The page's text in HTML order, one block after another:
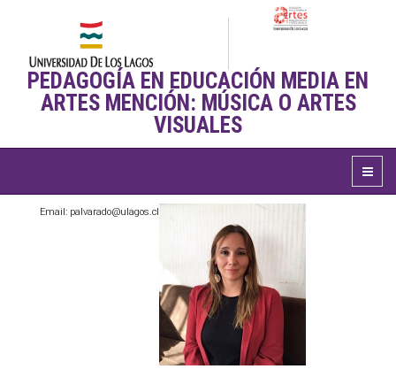
PEDAGOGÍA EN EDUCACIÓN MEDIA EN
ARTES MENCIÓN: MÚSICA O ARTES
VISUALES
Email: palvarado@ulagos.cl